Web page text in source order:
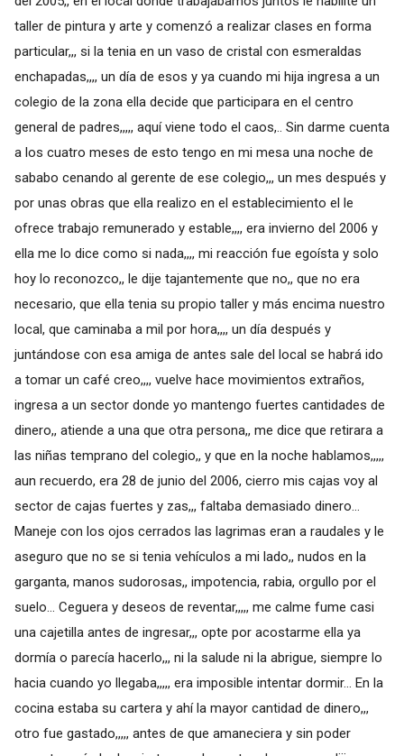
taller de pintura y arte y comenzó a realizar clases en forma
particular,,, si la tenia en un vaso de cristal con esmeraldas
enchapadas,,,, un día de esos y ya cuando mi hija ingresa a un
colegio de la zona ella decide que participara en el centro
general de padres,,,,, aquí viene todo el caos,.. Sin darme cuenta
a los cuatro meses de esto tengo en mi mesa una noche de
sababo cenando al gerente de ese colegio,,, un mes después y
por unas obras que ella realizo en el establecimiento el le
ofrece trabajo remunerado y estable,,,, era invierno del 2006 y
ella me lo dice como si nada,,,, mi reacción fue egoísta y solo
hoy lo reconozco,, le dije tajantemente que no,, que no era
necesario, que ella tenia su propio taller y más encima nuestro
local, que caminaba a mil por hora,,,, un día después y
juntándose con esa amiga de antes sale del local se habrá ido
a tomar un café creo,,,, vuelve hace movimientos extraños,
ingresa a un sector donde yo mantengo fuertes cantidades de
dinero,, atiende a una que otra persona,, me dice que retirara a
las niñas temprano del colegio,, y que en la noche hablamos,,,,,
aun recuerdo, era 28 de junio del 2006, cierro mis cajas voy al
sector de cajas fuertes y zas,,, faltaba demasiado dinero...
Maneje con los ojos cerrados las lagrimas eran a raudales y le
aseguro que no se si tenia vehículos a mi lado,, nudos en la
garganta, manos sudorosas,, impotencia, rabia, orgullo por el
suelo... Ceguera y deseos de reventar,,,,, me calme fume casi
una cajetilla antes de ingresar,,, opte por acostarme ella ya
dormía o parecía hacerlo,,, ni la salude ni la abrigue, siempre lo
hacia cuando yo llegaba,,,,, era imposible intentar dormir... En la
cocina estaba su cartera y ahí la mayor cantidad de dinero,,,
otro fue gastado,,,,, antes de que amaneciera y sin poder